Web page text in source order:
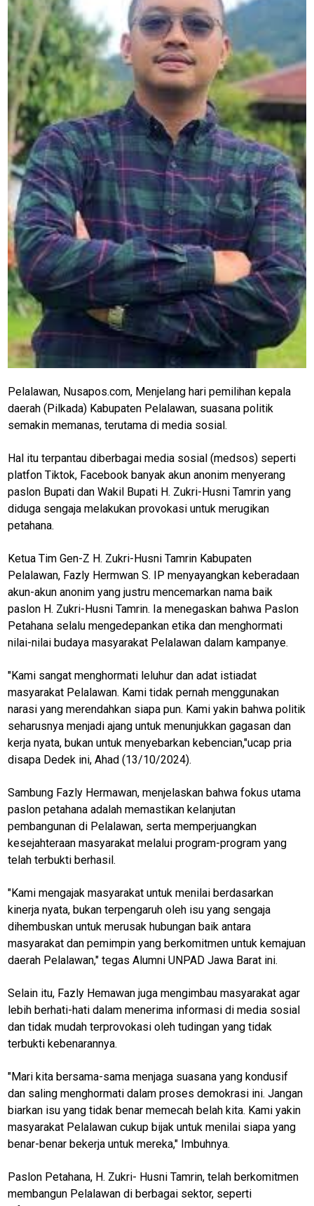
Pelalawan, Nusapos.com, Menjelang hari pemilihan kepala
daerah (Pilkada) Kabupaten Pelalawan, suasana politik
semakin memanas, terutama di media sosial.
Hal itu terpantau diberbagai media sosial (medsos) seperti
platfon Tiktok, Facebook banyak akun anonim menyerang
paslon Bupati dan Wakil Bupati H. Zukri-Husni Tamrin yang
diduga sengaja melakukan provokasi untuk merugikan
petahana.
Ketua Tim Gen-Z H. Zukri-Husni Tamrin Kabupaten
Pelalawan, Fazly Hermwan S. IP menyayangkan keberadaan
akun-akun anonim yang justru mencemarkan nama baik
paslon H. Zukri-Husni Tamrin. Ia menegaskan bahwa Paslon
Petahana selalu mengedepankan etika dan menghormati
nilai-nilai budaya masyarakat Pelalawan dalam kampanye.
"Kami sangat menghormati leluhur dan adat istiadat
masyarakat Pelalawan. Kami tidak pernah menggunakan
narasi yang merendahkan siapa pun. Kami yakin bahwa politik
seharusnya menjadi ajang untuk menunjukkan gagasan dan
kerja nyata, bukan untuk menyebarkan kebencian,"ucap pria
disapa Dedek ini, Ahad (13/10/2024).
Sambung Fazly Hermawan, menjelaskan bahwa fokus utama
paslon petahana adalah memastikan kelanjutan
pembangunan di Pelalawan, serta memperjuangkan
kesejahteraan masyarakat melalui program-program yang
telah terbukti berhasil.
"Kami mengajak masyarakat untuk menilai berdasarkan
kinerja nyata, bukan terpengaruh oleh isu yang sengaja
dihembuskan untuk merusak hubungan baik antara
masyarakat dan pemimpin yang berkomitmen untuk kemajuan
daerah Pelalawan," tegas Alumni UNPAD Jawa Barat ini.
Selain itu, Fazly Hemawan juga mengimbau masyarakat agar
lebih berhati-hati dalam menerima informasi di media sosial
dan tidak mudah terprovokasi oleh tudingan yang tidak
terbukti kebenarannya.
"Mari kita bersama-sama menjaga suasana yang kondusif
dan saling menghormati dalam proses demokrasi ini. Jangan
biarkan isu yang tidak benar memecah belah kita. Kami yakin
masyarakat Pelalawan cukup bijak untuk menilai siapa yang
benar-benar bekerja untuk mereka," Imbuhnya.
Paslon Petahana, H. Zukri- Husni Tamrin, telah berkomitmen
membangun Pelalawan di berbagai sektor, seperti
M
Home
N
W
jawabarat
Money
Liputan
Real
Gadget
Guide
Cat
Food
Review
Pinjol